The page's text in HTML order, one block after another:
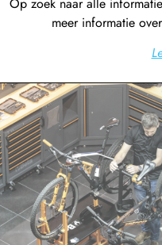
meer informatie